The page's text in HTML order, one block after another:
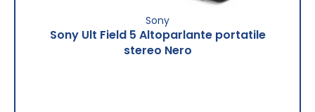
Sony
Sony Ult Field 5 Altoparlante portatile
stereo Nero